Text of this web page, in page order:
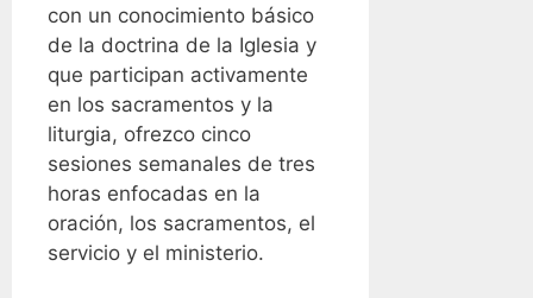
con un conocimiento básico
de la doctrina de la Iglesia y
que participan activamente
en los sacramentos y la
liturgia, ofrezco cinco
sesiones semanales de tres
horas enfocadas en la
oración, los sacramentos, el
servicio y el ministerio.